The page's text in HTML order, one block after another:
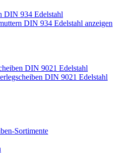
DIN 934 Edelstahl
DIN 934 Edelstahl anzeigen
DIN 9021 Edelstahl
DIN 9021 Edelstahl
Sortimente